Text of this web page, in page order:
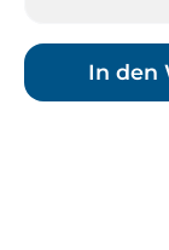
In den